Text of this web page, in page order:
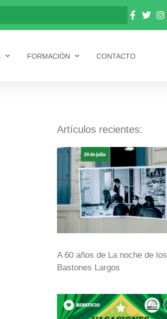
FORMACIÓN CONTACTO
Artículos recientes:
A 60 años de La noche de los
Bastones Largos